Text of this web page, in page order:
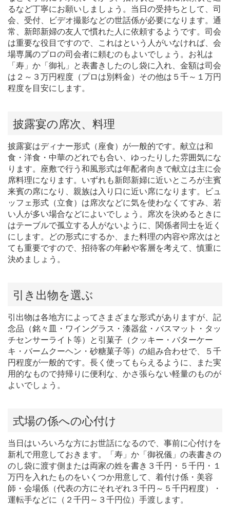
るなど丁寧にお願いしましょう。当日の受持ちとして、司
会、受付、ビデオ撮影などの世話係が必要になります。通
常、新郎新婦の友人で慣れた人に依頼するようです。司会
は重要な役目ですので、これはという人がいなければ、会
場専属のプロの司会者に頼むのもよいでしょう。お礼は
「寿」か「御礼」と表書きしたのし袋に入れ、金額は司会
は２～３万円程度（プロは別料金）その他は５千～１万円
程度を目安にします。
披露宴の席次、料理
披露宴はディナー形式（座食）が一般的です。献立は和
食・洋食・中華のどれでも合い、ゆったりした雰囲気にな
ります。座敷で行う和風形式は年配者向きで献立は主に会
席料理になります。いずれも新郎新婦に近いところが主賓
来賓の席になり、親族は入り口に近い席になります。ビュ
ッフェ形式（立食）は席次などに気を使わなくてすみ、若
い人が多い場合などによいでしょう。席次を決めるときに
はテーブルで孤立する人がないように、関係者同士を近く
にします。どの形式にするか、また料理の内容や席次はと
ても重要ですので、招待客の年齢や客層を考えて、慎重に
決めましょう。
引き出物を選ぶ
引出物は各地方によってさまざまな形式がありますが、記
念品（銘々皿・ワイングラス・漆器盆・バスマット・タッ
チセンサーライト等）と引菓子（クッキー・バターケー
キ・バームクーヘン・砂糖菓子等）の組み合わせで、５千
円程度が一般的です。長く使ってもらえるように、また実
用的なもので持帰りに便利な、かさ張らない軽量のものが
よいでしょう。
式場の係への心付け
当日はいろいろな方にお世話になるので、事前に心付けを
新札で用意しておきます。「寿」か「御祝儀」の表書きの
のし袋に渡す側または両家の姓を書き３千円・５千円・１
万円を入れたものをいくつか用意して、着付け係・美容
師・会場係（代表の方にそれぞれ３千円～５千円程度）・
運転手などに（２千円～３千円位）手渡します。